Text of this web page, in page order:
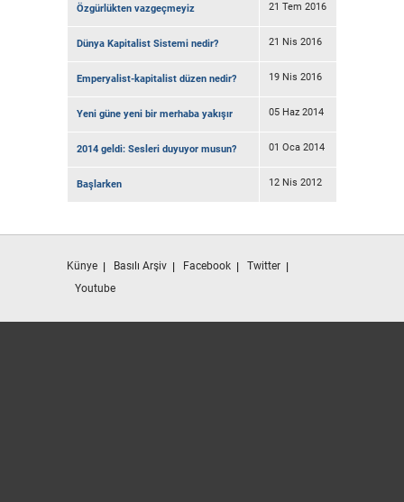
Özgürlükten vazgeçmeyiz 21 Tem 2016
Dünya Kapitalist Sistemi nedir? 21 Nis 2016
Emperyalist-kapitalist düzen nedir? 19 Nis 2016
Yeni güne yeni bir merhaba yakışır 05 Haz 2014
2014 geldi: Sesleri duyuyor musun? 01 Oca 2014
Başlarken 12 Nis 2012
Künye Basılı Arşiv Facebook
Twitter
Youtube